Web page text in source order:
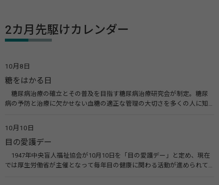
2カ月先駆けカレンダー
10月8日
糖をはかる日
糖尿病治療の確立とその普及を目指す糖尿病治療研究会が制定。糖尿
病の予防と治療に欠かせない血糖の適正な管理の大切さを多くの人に知
療研究会） 糖尿病ネットワーク
10月10日
目の愛護デー
1947年中央盲人福祉協会が10月10日を「目の愛護デー」と定め、現在
では厚生労働省が主催となって毎年目の健康に関わる活動が進められて